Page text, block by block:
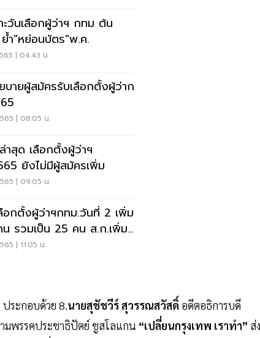
ะวันเลือกผู้ว่าฯ กทม ต้น
ำ"หย่อนบัตร"พ.ค.
| 04:43 น.
บายผู้สมัครรับเลือกตั้งผู้ว่าก
| 08:05 น.
าสุด เลือกตั้งผู้ว่าฯ
ยังไม่มีผู้สมัครเพิ่ม
| 09:05 น.
อกตั้งผู้ว่าฯกทม.วันที่ 2 เพิ่ม
รวมเป็น 25 คน ส.ก.เพิ่ม
| 11:05 น.
ระกอบด้วย 8.นายสุชัชวีร์ สุวรรณสวัสดิ์ อดีตอธิการบดี
มพรรคประชาธิปัตย์ ชูสโลแกน “เปลี่ยนกรุงเทพ เราทำ” ส่